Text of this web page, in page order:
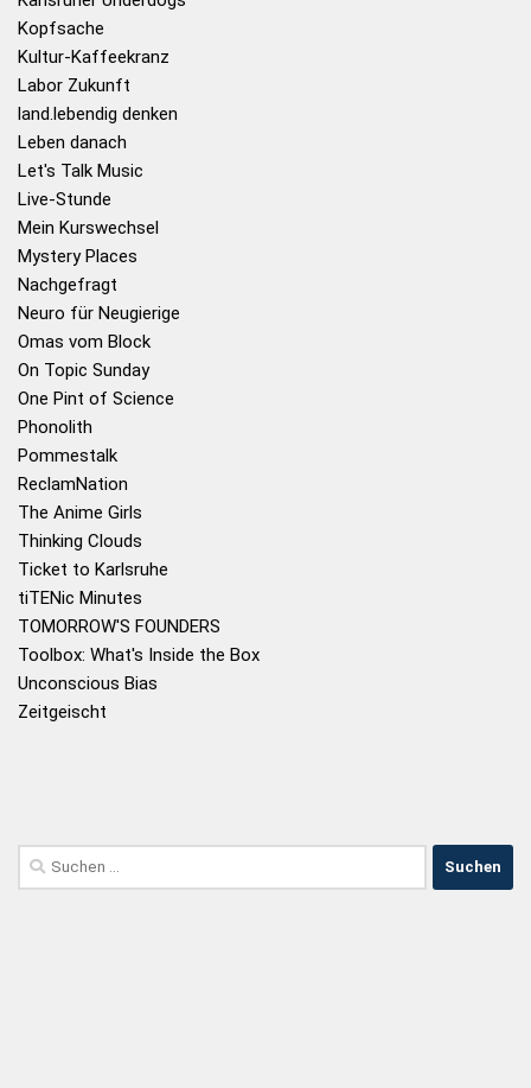
Kopfsache
Kultur-Kaffeekranz
Labor Zukunft
land.lebendig denken
Leben danach
Let's Talk Music
Live-Stunde
Mein Kurswechsel
Mystery Places
Nachgefragt
Neuro für Neugierige
Omas vom Block
On Topic Sunday
One Pint of Science
Phonolith
Pommestalk
ReclamNation
The Anime Girls
Thinking Clouds
Ticket to Karlsruhe
tiTENic Minutes
TOMORROW'S FOUNDERS
Toolbox: What's Inside the Box
Unconscious Bias
Zeitgeischt